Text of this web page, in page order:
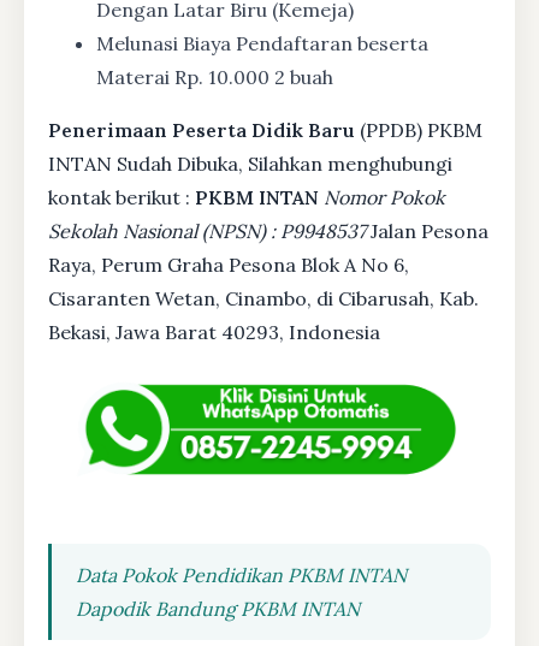
Dengan Latar Biru (Kemeja)
Melunasi Biaya Pendaftaran beserta
Materai Rp. 10.000 2 buah
Penerimaan Peserta Didik Baru (PPDB) PKBM
INTAN Sudah Dibuka, Silahkan menghubungi
kontak berikut : PKBM INTAN Nomor Pokok
Sekolah Nasional (NPSN) : P9948537Jalan Pesona
Raya, Perum Graha Pesona Blok A No 6,
Cisaranten Wetan, Cinambo, di Cibarusah, Kab.
Bekasi, Jawa Barat 40293, Indonesia
Data Pokok Pendidikan PKBM INTAN
Dapodik Bandung PKBM INTAN